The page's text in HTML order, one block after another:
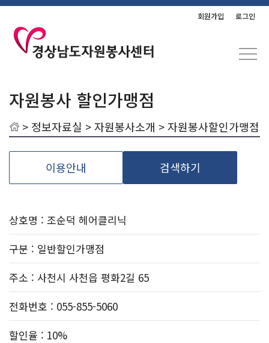
회원가입 로그인
자원봉사 할인가맹점
> 정보자료실 >자원봉사소개 > 자원봉사할인가맹점
이용안내 검색하기
상호명 : 조순덕 헤어클리닉
구분 : 일반할인가맹점
주소 : 사천시 사천읍 평화2길 65
전화번호 : 055-855-5060
할인율 : 10%